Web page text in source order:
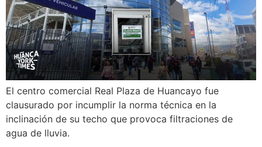
El centro comercial Real Plaza de Huancayo fue
clausurado por incumplir la norma técnica en la
inclinación de su techo que provoca filtraciones de
agua de lluvia.